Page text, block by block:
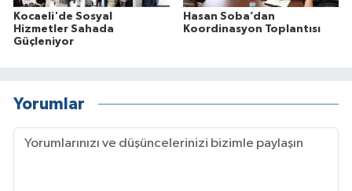
Kocaeli'de Sosyal
Hizmetler Sahada
Güçleniyor
Hasan Soba’dan
Koordinasyon Toplantısı
Yorumlar